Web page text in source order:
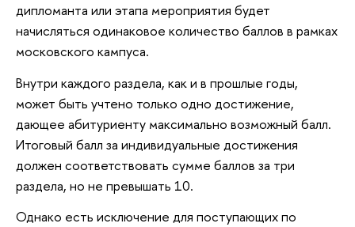
дипломанта или этапа мероприятия будет
начисляться одинаковое количество баллов в рамках
московского кампуса.
Внутри каждого раздела, как и в прошлые годы,
может быть учтено только одно достижение,
дающее абитуриенту максимально возможный балл.
Итоговый балл за индивидуальные достижения
должен соответствовать сумме баллов за три
раздела, но не превышать 10.
Однако есть исключение для поступающих по